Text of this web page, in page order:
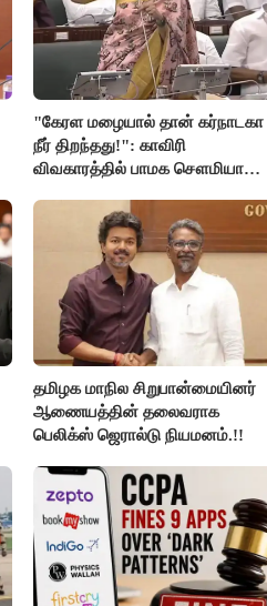
"கேரள மழையால் தான் கர்நாடகா
நீர் திறந்தது!": காவிரி
விவகாரத்தில் பாமக சௌமியா
தமிழக மாநில சிறுபான்மையினர்
ஆணையத்தின் தலைவராக
பெலிக்ஸ் ஜெரால்டு நியமனம்.!!